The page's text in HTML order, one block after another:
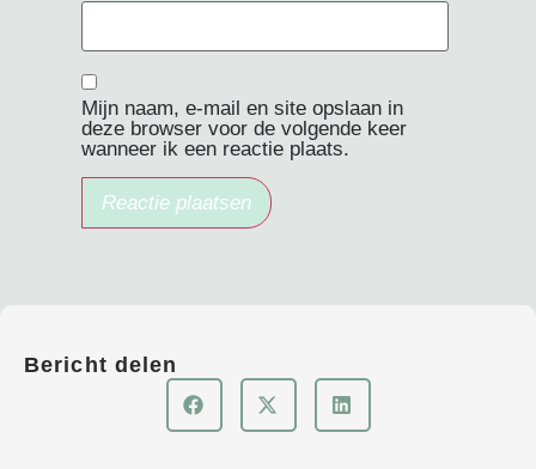
Bericht delen
Mijn naam, e-mail en site opslaan in
deze browser voor de volgende keer
wanneer ik een reactie plaats.